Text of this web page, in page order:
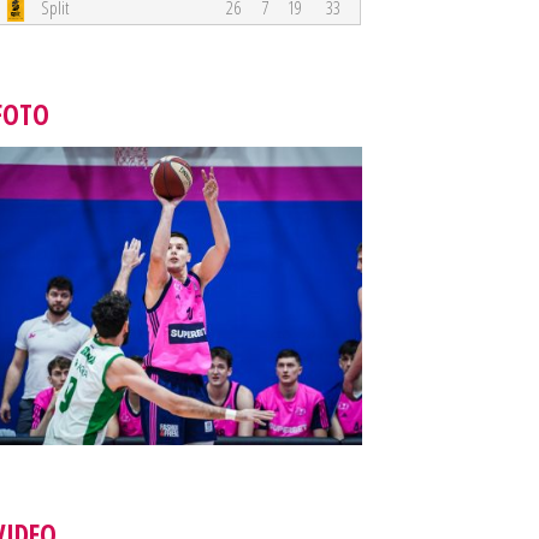
Split 26 7 19 33